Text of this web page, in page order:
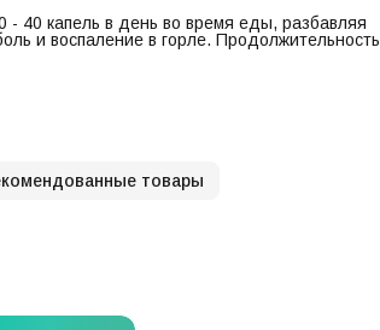
40 капель в день во время еды, разбавляя
и воспаление в горле. Продолжительность
товары